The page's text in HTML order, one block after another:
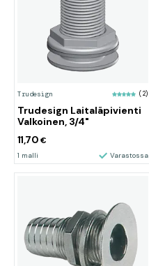
Trudesign (2)
Trudesign Laitaläpivienti
Valkoinen, 3/4"
11,70 €
1 malli Varastossa